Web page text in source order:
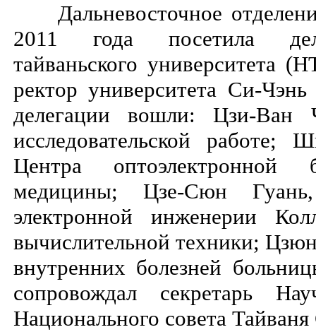
Дальневосточное
2011 года посетила
тайваньского университета
ректор университета Си-
делегации вошли: Цзи-Ван
исследовательской
Центра оптоэлектронной
медицины; Цзе-Сюн
электронной инженерии
вычислительной техники;
внутренних болезней
сопровождал секретарь
Национального совета